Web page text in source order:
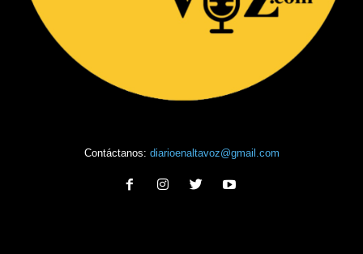
Contáctanos: diarioenaltavoz@gmail.com